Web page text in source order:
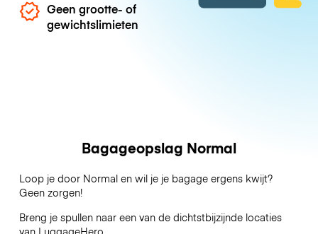
Geen grootte- of
gewichtslimieten
Bagageopslag Normal
Loop je door Normal en wil je je bagage ergens kwijt?
Geen zorgen!
Breng je spullen naar een van de dichtstbijzijnde locaties
van LuggageHero